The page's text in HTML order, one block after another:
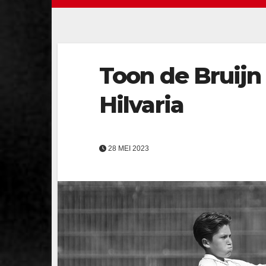
Toon de
Hilvaria
28 MEI 2023